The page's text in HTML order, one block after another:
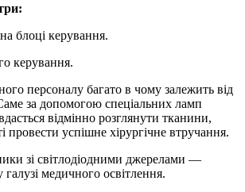
блоці керування.
керування.
персоналу багато в чому залежить від
за допомогою спеціальних ламп
відмінно розглянути тканини,
провести успішне хірургічне втручання.
зі світлодіодними джерелами —
медичного освітлення.